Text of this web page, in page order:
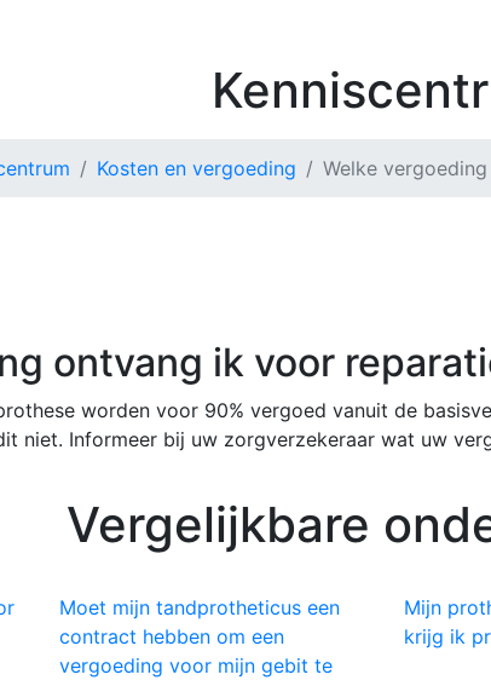
Kosten en vergoeding Welke
ontvang ik voor
worden voor 90% vergoed vanuit de
niet. Informeer bij uw zorgverzekeraar wat uw
Vergelijkbare
Moet mijn tandprotheticus een
contract hebben om een
vergoeding voor mijn gebit te
Mijn
krijg ik